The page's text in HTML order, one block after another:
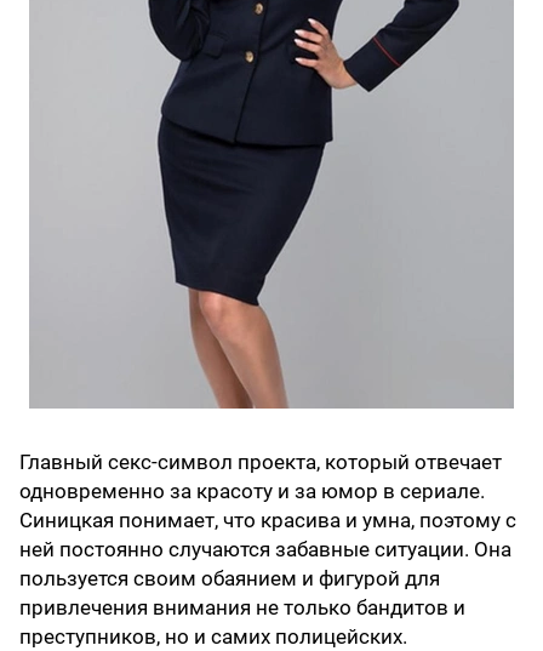
Главный секс-символ проекта, который отвечает
одновременно за красоту и за юмор в сериале.
Синицкая понимает, что красива и умна, поэтому с
ней постоянно случаются забавные ситуации. Она
пользуется своим обаянием и фигурой для
привлечения внимания не только бандитов и
преступников, но и самих полицейских.